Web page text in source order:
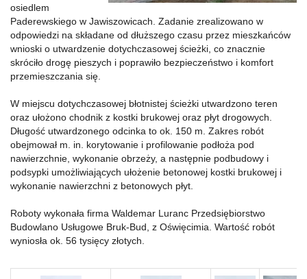
osiedlem
Paderewskiego w Jawiszowicach. Zadanie zrealizowano w
odpowiedzi na składane od dłuższego czasu przez mieszkańców
wnioski o utwardzenie dotychczasowej ścieżki, co znacznie
skróciło drogę pieszych i poprawiło bezpieczeństwo i komfort
przemieszczania się.
W miejscu dotychczasowej błotnistej ścieżki utwardzono teren
oraz ułożono chodnik z kostki brukowej oraz płyt drogowych.
Długość utwardzonego odcinka to ok. 150 m. Zakres robót
obejmował m. in. korytowanie i profilowanie podłoża pod
nawierzchnie, wykonanie obrzeży, a następnie podbudowy i
podsypki umożliwiających ułożenie betonowej kostki brukowej i
wykonanie nawierzchni z betonowych płyt.
Roboty wykonała firma Waldemar Luranc Przedsiębiorstwo
Budowlano Usługowe Bruk-Bud, z Oświęcimia. Wartość robót
wyniosła ok. 56 tysięcy złotych.